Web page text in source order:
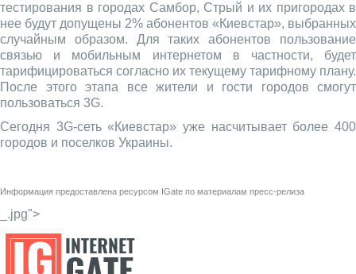
тестирования в городах Самбор, Стрый и их пригородах в
нее будут допущены 2% абонентов «Киевстар», выбранных
случайным образом. Для таких абонентов пользование
связью и мобильным интернетом в частности, будет
тарифицироваться согласно их текущему тарифному плану.
После этого этапа все жители и гости городов смогут
пользоваться 3G.
Сегодня 3G-сеть «Киевстар» уже насчитывает более 400
городов и поселков Украины.
Информация предоставлена ресурсом IGate по материалам пресс-релиза
_.jpg">